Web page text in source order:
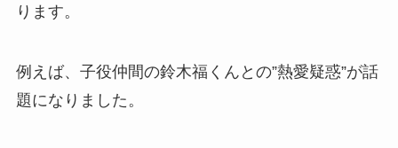
ります。
例えば、子役仲間の鈴木福くんとの”熱愛疑惑”が話
題になりました。